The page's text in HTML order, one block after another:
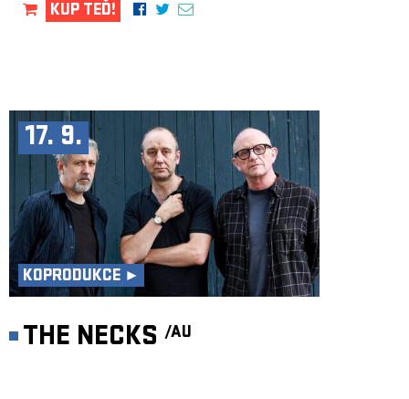
KUP TEĎ!
17. 9.
KOPRODUKCE ►
THE NECKS /AU